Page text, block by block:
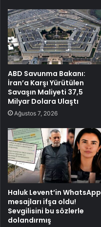
ABD Savunma Bakanı:
İran’a Karşı Yürütülen
Savaşın Maliyeti 37,5
Milyar Dolara Ulaştı
Ağustos 7, 2026
Haluk Levent’in WhatsApp
mesajları ifşa oldu!
Sevgilisini bu sözlerle
dolandırmış